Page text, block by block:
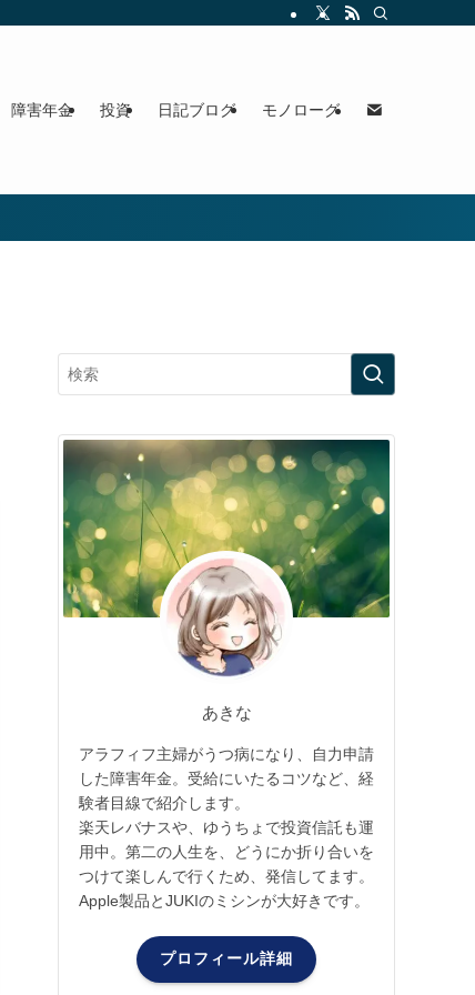
障害年金 投資 日記ブログ モノローグ
あきな
アラフィフ主婦がうつ病になり、自力申請
した障害年金。受給にいたるコツなど、経
験者目線で紹介します。
楽天レバナスや、ゆうちょで投資信託も運
用中。第二の人生を、どうにか折り合いを
つけて楽しんで行くため、発信してます。
Apple製品とJUKIのミシンが大好きです。
プロフィール詳細